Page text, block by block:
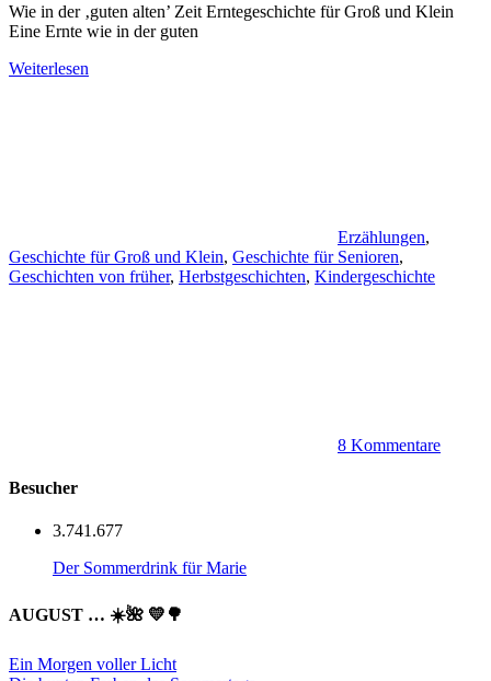
Wie in der ‚guten alten’ Zeit Erntegeschichte für Groß und Klein
Eine Ernte wie in der guten
Weiterlesen
Erzählungen,
Geschichte für Groß und Klein, Geschichte für Senioren,
Geschichten von früher, Herbstgeschichten, Kindergeschichte
8 Kommentare
Besucher
3.741.677
Der Sommerdrink für Marie
AUGUST … ☀️🌺 💛🌳
Ein Morgen voller Licht